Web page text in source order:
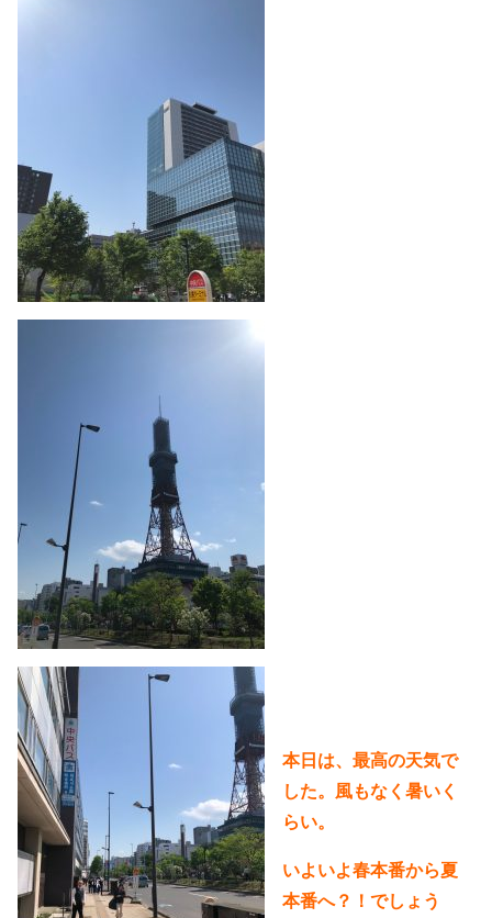
本日は、最高の天気で
した。風もなく暑いく
らい。
いよいよ春本番から夏
本番へ？！でしょう